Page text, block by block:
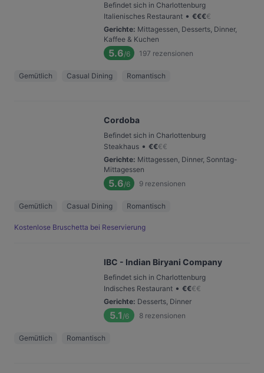
Befindet sich in Charlottenburg
Italienisches Restaurant • €€€€
Gerichte: Mittagessen, Desserts, Dinner,
Kaffee & Kuchen
5.6/6 197 rezensionen
Gemütlich Casual Dining Romantisch
Cordoba
Befindet sich in Charlottenburg
Steakhaus • €€€€
Gerichte: Mittagessen, Dinner, Sonntag-
Mittagessen
5.6/6 9 rezensionen
Gemütlich Casual Dining Romantisch
Kostenlose Bruschetta bei Reservierung
IBC - Indian Biryani Company
Befindet sich in Charlottenburg
Indisches Restaurant • €€€€
Gerichte: Desserts, Dinner
5.1 /6 8 rezensionen
Gemütlich Romantisch